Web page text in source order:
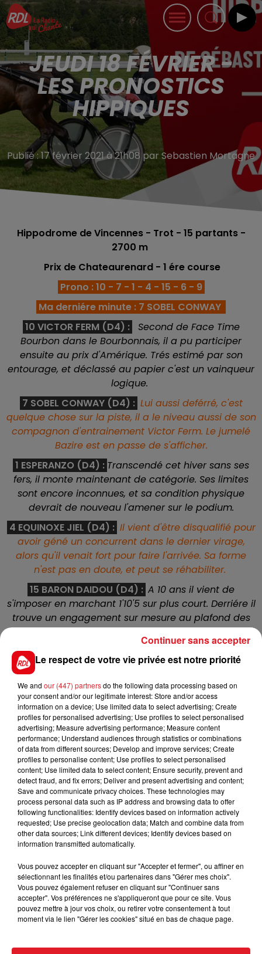
JEUDI 18 FÉVRIER -
LES PRONOSTICS
HIPPIQUES
Publié : 17 février 2021 à 21h08 par Sebastien Mortagne
Hippodrome de Vincennes - Trot - 15 partants -
2700 m
Prix de Chateaurenard - 1 ére course
Prono : 10 - 7 - 1 - 4 - 15 - 6 - 9
Ma derniére minute : 7 SOBEL CONWAY
10 VICTOR FERM (D4) :
Second de Face Time
Bourbon dans le Bourbonnais, il a pu participer
ensuite au prix d'Amérique. Trés estimé par son
entourage, et déclassé au papier c'est un vainqueur
logique.
7 SOBEL CONWAY (D4) : Lui aussi deférré, c'est
quelque chose sur la piste, il a le niveau aussi de son
compagnon d'entrainement Victor Ferm. Le jumelé
Bazire est en passe de s'afficher.
1 ESPERANZO (D4) : Transcendé cet hiver sans ses
fers, il monte maintenant de catégorie. Ses limites
sont encore inconnues, et sa condition physique
devrait de nouveau l'amener sur le podium.
4 EQUINOXE JIEL (D4) : Il vient d'être disqualifié pour
avoir géné un concurrent dans le dernier virage,
alors qu'il venait fort pour faire l'arrivée. Sa forme
n'est pas en doute, et peut se réhabiliter.
15 BARON DAIDOU (D4) : A 10 ans il vient de
s'imposer en marchant 1'10'5 sur plus court. Derriére il
trouve un engagement sur mesure au plafond des
gains, mais ici contre les jeunes il sera plus vu pour
les accessits.
6 DREAMER BOY (D4) :Dans l'ensemble, depuis
plusieurs mois, il fait ses courses en prenant des
places. Dans cette épreuve il est est barré pour les
premiéres, mais avec un bon parcours, il a un rôle à
jouer dans ce quinté.
9 HARD TIMES (D4) : Arrivé cet hiver, il a
complétement loupé son début de meeting, suite à
des problémes de pied. A l'entrainement tout semble
rentrer dans l'ordre. La révélation ?
FIL D'ACTUS
Le respect de votre vie privée est notre priorité
We and our (447) partnersdo the following data processing based on
your consent and/or our legitimate interest: Store and/or access
information on a device; Use limited data to select advertising; Create
profiles for personalised advertising; Use profiles to select personalised
advertising; Measure advertising performance; Measure content
performance; Understand audiences through statistics or combinations
of data from different sources; Develop and improve services; Create
profiles to personalise content; Use profiles to select personalised
content; Use limited data to select content; Ensure security, prevent and
detect fraud, and fix errors; Deliver and present advertising and content;
Save and communicate privacy choices. These technologies may
process personal data such as IP address and browsing data to offer
following functionalities: Identify devices based on information actively
requested; Use precise geolocation data; Match and combine data from
other data sources; Link different devices; Identify devices based on
information transmitted automatically.
Vous pouvez accepter en cliquant sur "Accepter et fermer", ou affiner en
sélectionnant les finalités et/ou partenaires dans "Gérer mes choix".
Vous pouvez également refuser en cliquant sur "Continuer sans
accepter". Vos préférences ne s'appliqueront que pour ce site. Vous
pouvez mettre à jour vos choix, ou retirer votre consentement à tout
moment via le lien "Gérer les cookies" situé en bas de chaque page.
Continuer sans accepter